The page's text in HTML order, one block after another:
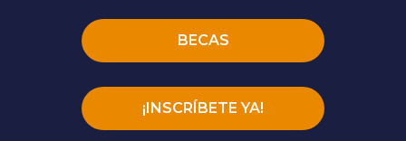
BECAS
¡INSCRÍBETE YA!